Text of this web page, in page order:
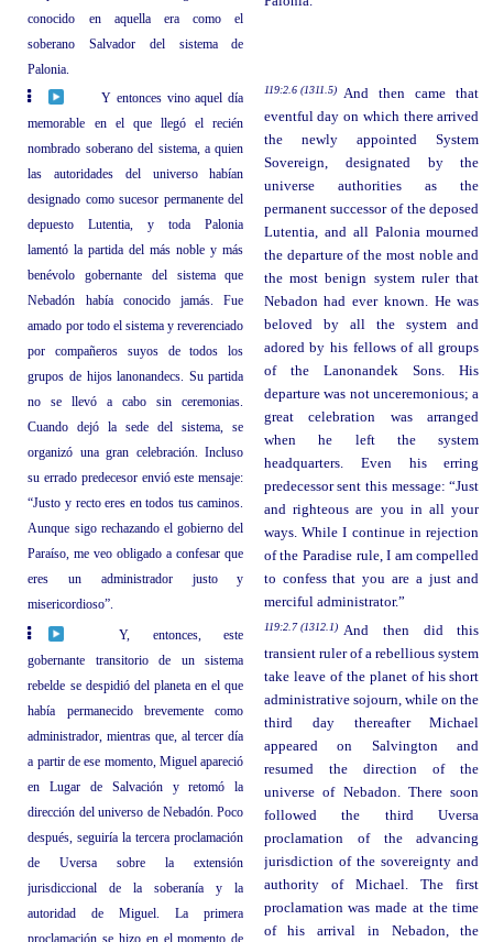
conocido en aquella era como el
soberano Salvador del sistema de
Palonia.
Y entonces vino aquel día
memorable en el que llegó el recién
nombrado soberano del sistema, a quien
las autoridades del universo habían
designado como sucesor permanente del
depuesto Lutentia, y toda Palonia
lamentó la partida del más noble y más
benévolo gobernante del sistema que
Nebadón había conocido jamás. Fue
amado por todo el sistema y reverenciado
por compañeros suyos de todos los
grupos de hijos lanonandecs. Su partida
no se llevó a cabo sin ceremonias.
Cuando dejó la sede del sistema, se
organizó una gran celebración. Incluso
su errado predecesor envió este mensaje:
“Justo y recto eres en todos tus caminos.
Aunque sigo rechazando el gobierno del
Paraíso, me veo obligado a confesar que
eres un administrador justo y
misericordioso”.
119:2.6 (1311.5) And then came that
eventful day on which there arrived
the newly appointed System
Sovereign, designated by the
universe authorities as the
permanent successor of the deposed
Lutentia, and all Palonia mourned
the departure of the most noble and
the most benign system ruler that
Nebadon had ever known. He was
beloved by all the system and
adored by his fellows of all groups
of the Lanonandek Sons. His
departure was not unceremonious; a
great celebration was arranged
when he left the system
headquarters. Even his erring
predecessor sent this message: “Just
and righteous are you in all your
ways. While I continue in rejection
of the Paradise rule, I am compelled
to confess that you are a just and
merciful administrator.”
Y, entonces, este
gobernante transitorio de un sistema
rebelde se despidió del planeta en el que
había permanecido brevemente como
administrador, mientras que, al tercer día
a partir de ese momento, Miguel apareció
en Lugar de Salvación y retomó la
dirección del universo de Nebadón. Poco
después, seguiría la tercera proclamación
de Uversa sobre la extensión
jurisdiccional de la soberanía y la
autoridad de Miguel. La primera
119:2.7 (1312.1) And then did this
transient ruler of a rebellious system
take leave of the planet of his short
administrative sojourn, while on the
third day thereafter Michael
appeared on Salvington and
resumed the direction of the
universe of Nebadon. There soon
followed the third Uversa
proclamation of the advancing
jurisdiction of the sovereignty and
authority of Michael. The first
proclamation was made at the time
of his arrival in Nebadon, the